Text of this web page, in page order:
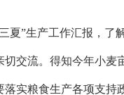
夏”生产工作汇报，了
交流。得知今年小麦
实粮食生产各项支持